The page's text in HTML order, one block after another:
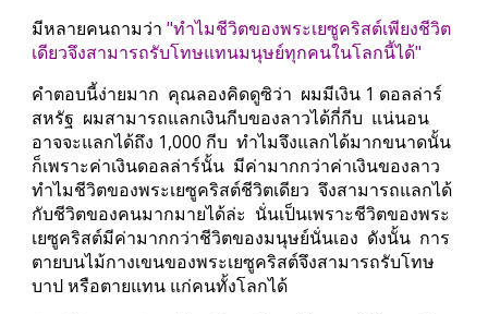
มีหลายคนถามว่า "ทำไมชีวิตของพระเยซูคริสต์เพียงชีวิต
เดียวจึงสามารถรับโทษแทนมนุษย์ทุกคนในโลกนี้ได้"
คำตอบนี้ง่ายมาก  คุณลองคิดดูซิว่า  ผมมีเงิน 1 ดอลล่าร์
สหรัฐ  ผมสามารถแลกเงินกีบของลาวได้กี่กีบ  แน่นอน
อาจจะแลกได้ถึง 1,000 กีบ  ทำไมจึงแลกได้มากขนาดนั้น
ก็เพราะค่าเงินดอลล่าร์นั้น  มีค่ามากกว่าค่าเงินของลาว
ทำไมชีวิตของพระเยซูคริสต์ชีวิตเดียว  จึงสามารถแลกได้
กับชีวิตของคนมากมายได้ล่ะ  นั่นเป็นเพราะชีวิตของพระ
เยซูคริสต์มีค่ามากกว่าชีวิตของมนุษย์นั่นเอง  ดังนั้น  การ
ตายบนไม้กางเขนของพระเยซูคริสต์จึงสามารถรับโทษ
บาป หรือตายแทน แก่คนทั้งโลกได้